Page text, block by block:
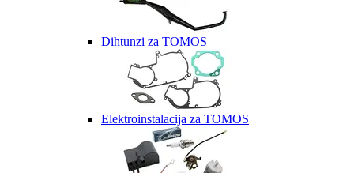
Dihtunzi za TOMOS
Elektroinstalacija za TOMOS